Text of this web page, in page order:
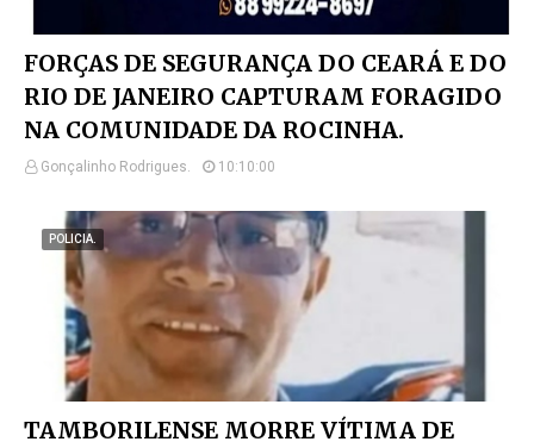
FORÇAS DE SEGURANÇA DO CEARÁ E DO
RIO DE JANEIRO CAPTURAM FORAGIDO
NA COMUNIDADE DA ROCINHA.
Gonçalinho Rodrigues. 10:10:00
POLICIA.
TAMBORILENSE MORRE VÍTIMA DE